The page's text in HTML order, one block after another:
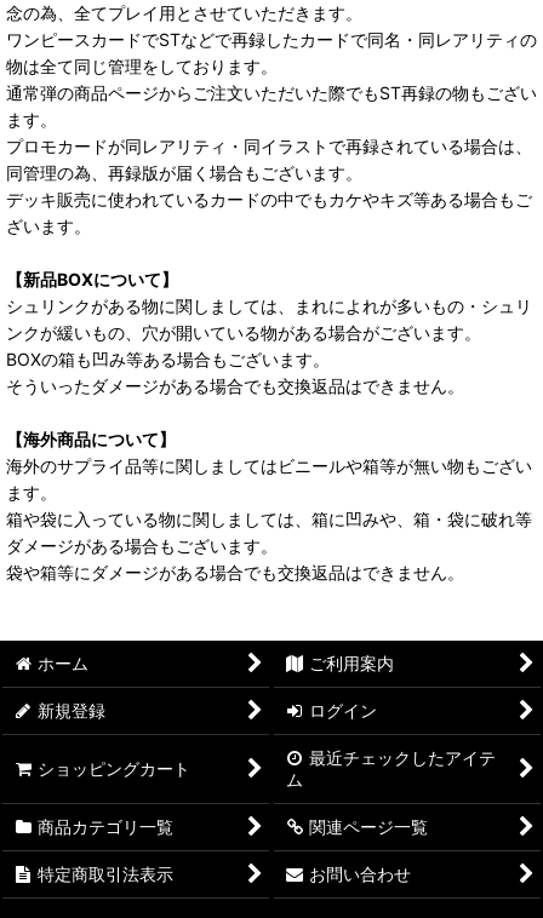
念の為、全てプレイ用とさせていただきます。
ワンピースカードでSTなどで再録したカードで同名・同レアリティの
物は全て同じ管理をしております。
通常弾の商品ページからご注文いただいた際でもST再録の物もござい
ます。
プロモカードが同レアリティ・同イラストで再録されている場合は、
同管理の為、再録版が届く場合もございます。
デッキ販売に使われているカードの中でもカケやキズ等ある場合もご
ざいます。
【新品BOXについて】
シュリンクがある物に関しましては、まれによれが多いもの・シュリ
ンクが緩いもの、穴が開いている物がある場合がございます。
BOXの箱も凹み等ある場合もございます。
そういったダメージがある場合でも交換返品はできません。
【海外商品について】
海外のサプライ品等に関しましてはビニールや箱等が無い物もござい
ます。
箱や袋に入っている物に関しましては、箱に凹みや、箱・袋に破れ等
ダメージがある場合もございます。
袋や箱等にダメージがある場合でも交換返品はできません。
ホーム ご利用案内
新規登録 ログイン
ショッピングカート
最近チェックしたアイテ
ム
商品カテゴリ一覧 関連ページ一覧
特定商取引法表示 お問い合わせ